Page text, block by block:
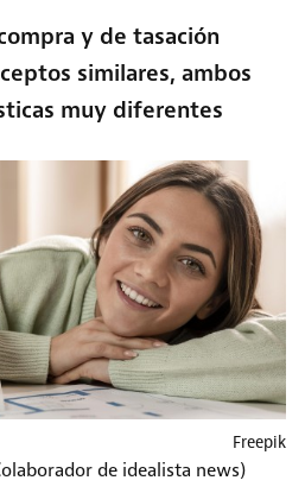
y de tasación
similares, ambos
muy diferentes
Freepik
de idealista news)